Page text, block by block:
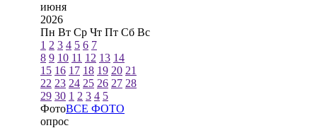
июня
2026
Пн Вт Ср Чт Пт Сб Вс
1 2 3 4 5 6 7
8 9 10 11 12 13 14
15 16 17 18 19 20 21
22 23 24 25 26 27 28
29 30 1 2 3 4 5
ФотоВСЕ ФОТО
опрос